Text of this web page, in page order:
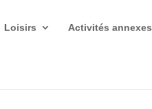
Loisirs Activités annexes